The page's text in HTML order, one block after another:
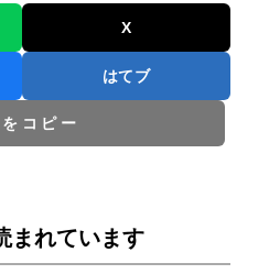
X
はてブ
コピー
まれています